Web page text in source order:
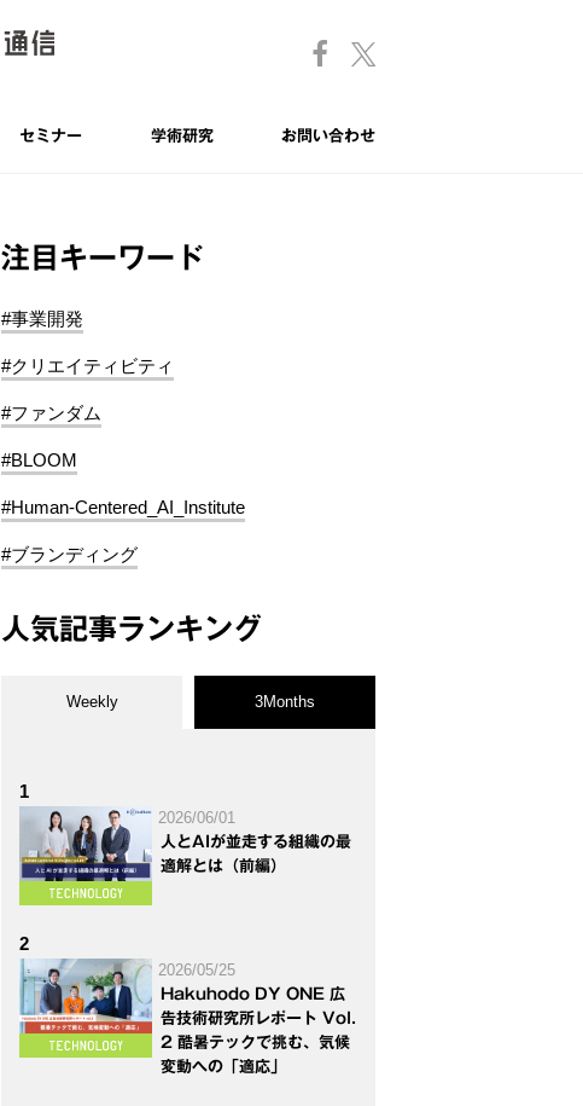
セミナー 学術研究 お問い合わせ
注目キーワード
#事業開発
#クリエイティビティ
#ファンダム
#BLOOM
#Human-Centered_AI_Institute
#ブランディング
人気記事ランキング
Weekly 3Months
1
2026/06/01
人とAIが並走する組織の最
適解とは（前編）
2
2026/05/25
Hakuhodo DY ONE 広
告技術研究所レポート Vol.
2 酷暑テックで挑む、気候
変動への「適応」